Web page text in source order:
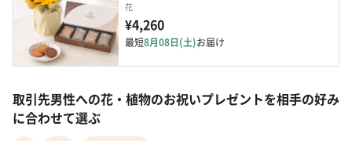
花
¥4,260
最短8月08日(土)お届け
取引先男性への花・植物のお祝いプレゼントを相手の好み
に合わせて選ぶ